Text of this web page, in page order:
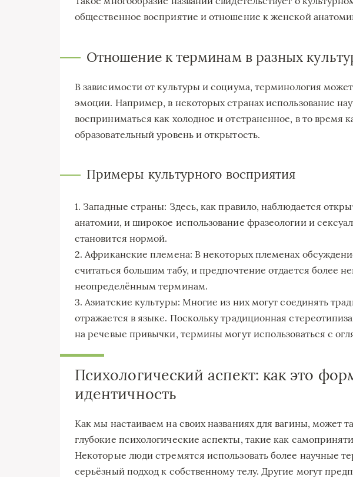
общественное восприятие и отношение к женской
Отношение к терминам в разных
В зависимости от культуры и социума, терминология
эмоции. Например, в некоторых странах использование
восприниматься как холодное и отстраненное, в то время
образовательный уровень и открытость.
Примеры культурного восприятия
1. Западные страны: Здесь, как правило, наблюдается
анатомии, и широкое использование фразеологии и
становится нормой.
2. Африканские племена: В некоторых племенах
считаться большим табу, и предпочтение отдается более
неопределённым терминам.
3. Азиатские культуры: Многие из них могут соединять
отражается в языке. Поскольку традиционная
на речевые привычки, термины могут использоваться с
Психологический аспект: как это
идентичность
Как мы настаиваем на своих названиях для вагины, может
глубокие психологические аспекты, такие как
Некоторые люди стремятся использовать более научные
серьёзный подход к собственному телу. Другие могут